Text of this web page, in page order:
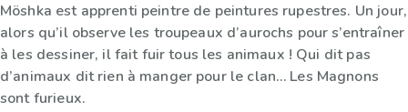
Möshka est apprenti peintre de peintures rupestres. Un jour,
alors qu’il observe les troupeaux d’aurochs pour s’entraîner
à les dessiner, il fait fuir tous les animaux ! Qui dit pas
d’animaux dit rien à manger pour le clan… Les Magnons
sont furieux.